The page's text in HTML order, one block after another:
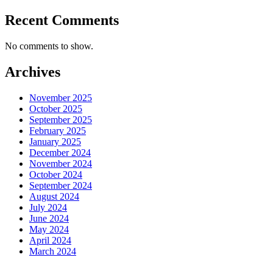
Recent Comments
No comments to show.
Archives
November 2025
October 2025
September 2025
February 2025
January 2025
December 2024
November 2024
October 2024
September 2024
August 2024
July 2024
June 2024
May 2024
April 2024
March 2024